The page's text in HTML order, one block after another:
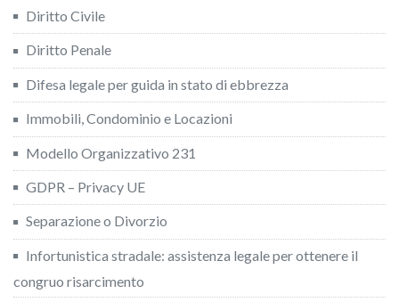
Diritto Civile
Diritto Penale
Difesa legale per guida in stato di ebbrezza
Immobili, Condominio e Locazioni
Modello Organizzativo 231
GDPR – Privacy UE
Separazione o Divorzio
Infortunistica stradale: assistenza legale per ottenere il
congruo risarcimento